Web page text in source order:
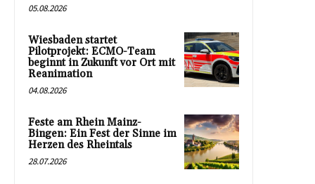
05.08.2026
Wiesbaden startet
Pilotprojekt: ECMO-Team
beginnt in Zukunft vor Ort mit
Reanimation
04.08.2026
Feste am Rhein Mainz-
Bingen: Ein Fest der Sinne im
Herzen des Rheintals
28.07.2026